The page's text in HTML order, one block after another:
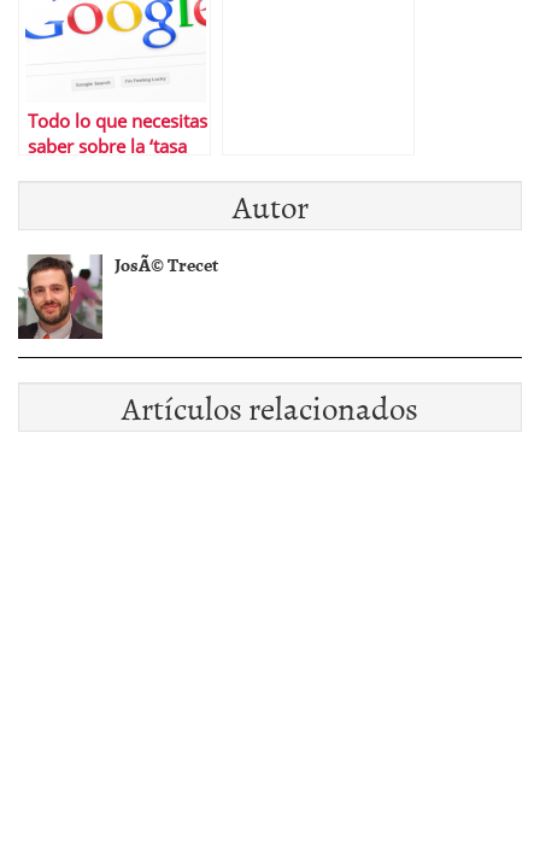
Todo lo que necesitas
saber sobre la ‘tasa
Autor
JosÃ© Trecet
Artículos relacionados